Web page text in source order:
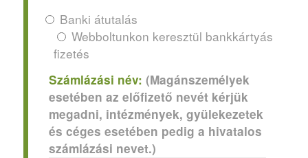
Banki átutalás
Webboltunkon keresztül bankkártyás
fizetés
Számlázási név: (Magánszemélyek
esetében az előfizető nevét kérjük
megadni, intézmények, gyülekezetek
és céges esetében pedig a hivatalos
számlázási nevet.)